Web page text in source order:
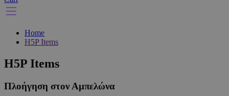
Home
H5P Items
H5P Items
Πλοήγηση στον Αμπελώνα